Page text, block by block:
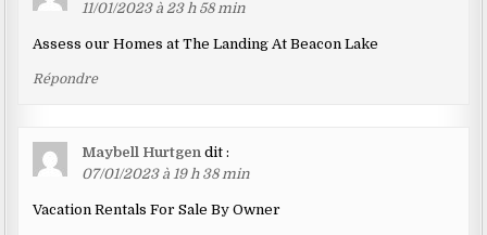
11/01/2023 à 23 h 58 min
Assess our Homes at The Landing At Beacon Lake
Répondre
Maybell Hurtgen dit :
07/01/2023 à 19 h 38 min
Vacation Rentals For Sale By Owner